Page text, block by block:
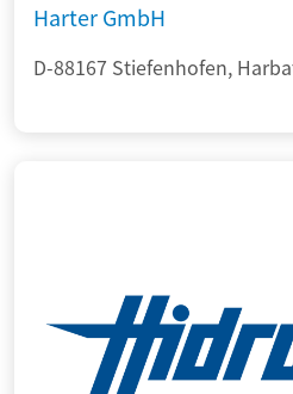
Harter GmbH
D-88167 Stiefenhofen,